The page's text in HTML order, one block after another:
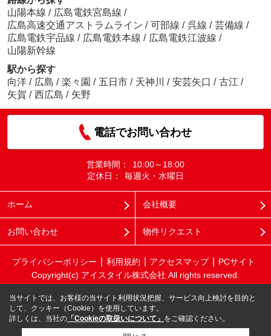
山陽本線 / 広島電鉄宮島線 /
広島高速交通アストラムライン / 可部線 / 呉線 / 芸備線 /
広島電鉄宇品線 / 広島電鉄本線 / 広島電鉄江波線 /
山陽新幹線
駅から探す
向洋 / 広島 / 楽々園 / 五日市 / 天神川 / 安芸矢口 / 古江 /
矢賀 / 西広島 / 矢野
電話でお問い合わせ
営業時間：
10:00～18:00
定休日：
毎週火・水曜日
ホーム 会社概要
お問い合わせ 物件リクエスト
プライバシーポリシー 利用規約 アクセスマップ
PCサイト
Copyright(c) アイスタイル株式会社 All rights reserved.
当サイトでは、お客様の当サイト利用状況把握、サービス向上検討を目的と
して、クッキー（Cookie）を使用しています。
詳しくは、当社の 「Cookieの取扱いについて」 をご確認ください。